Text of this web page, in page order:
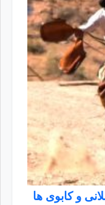
و کابوی ها